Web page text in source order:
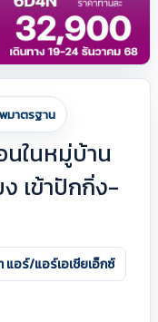
มาตรฐาน
ในหมู่บ้าน
เข้าปักกิ่ง-
แอร์/แอร์เอเชียเอ็กซ์